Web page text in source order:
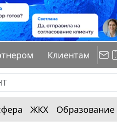
Клиентам
ЖКХ Образование